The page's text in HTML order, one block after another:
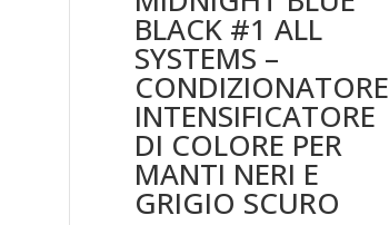
BLACK #1 ALL
SYSTEMS –
CONDIZIONATORE
INTENSIFICATORE
DI COLORE PER
MANTI NERI E
GRIGIO SCURO